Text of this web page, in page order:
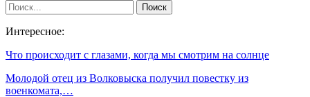
Интересное:
Что происходит с глазами, когда мы смотрим на солнце
Молодой отец из Волковыска получил повестку из
военкомата,…